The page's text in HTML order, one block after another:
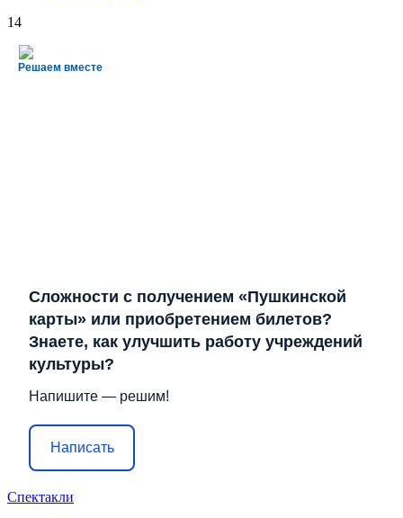
14
Решаем вместе
Сложности с получением «Пушкинской
карты» или приобретением билетов?
Знаете, как улучшить работу учреждений
культуры?
Напишите — решим!
Написать
Спектакли